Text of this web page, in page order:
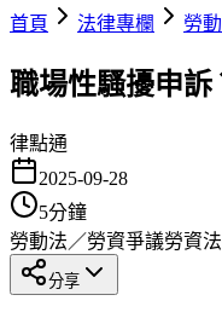
首頁
法律專欄 勞
職場性騷擾申
律點通
2025-09-28
5分鐘
勞動法／勞資爭議勞資
分享